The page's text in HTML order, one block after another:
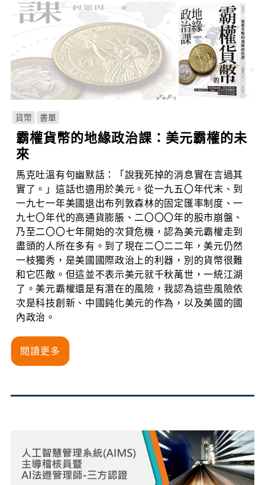
貨幣 書單
霸權貨幣的地緣政治課：美元霸權的未
來
馬克吐溫有句幽默話：「說我死掉的消息實在言過其
實了。」這話也適用於美元。從一九五〇年代末、到
一九七一年美國退出布列敦森林的固定匯率制度、一
九七〇年代的高通貨膨脹、二〇〇〇年的股市崩盤、
乃至二〇〇七年開始的次貸危機，認為美元霸權走到
盡頭的人所在多有。到了現在二〇二二年，美元仍然
一枝獨秀，是美國國際政治上的利器，別的貨幣很難
和它匹敵。但這並不表示美元就千秋萬世，一統江湖
了。美元霸權還是有潛在的風險，我認為這些風險依
次是科技創新、中國鈍化美元的作為，以及美國的國
內政治。
閱讀更多